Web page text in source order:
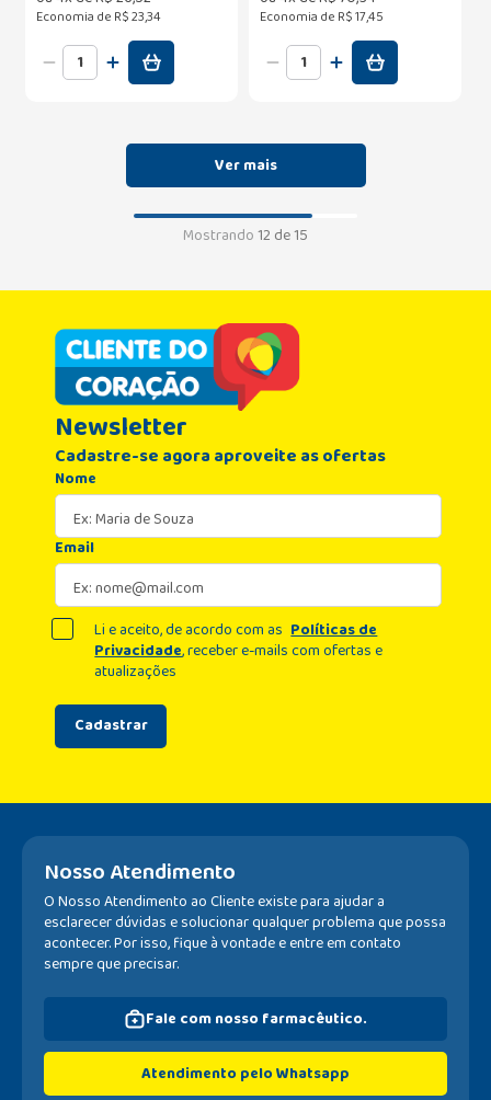
Economia de R$ 23,34 Economia de R$ 17,45
Mostrando12 de 15
Newsletter
Cadastre-se agora aproveite as ofertas
Nome
Email
Cadastrar
Li e aceito, de acordo com as Políticas de
Privacidade, receber e-mails com ofertas e
atualizações
Nosso Atendimento
O Nosso Atendimento ao Cliente existe para ajudar a
esclarecer dúvidas e solucionar qualquer problema que possa
acontecer. Por isso, fique à vontade e entre em contato
sempre que precisar.
Fale com nosso farmacêutico.
Atendimento pelo Whatsapp